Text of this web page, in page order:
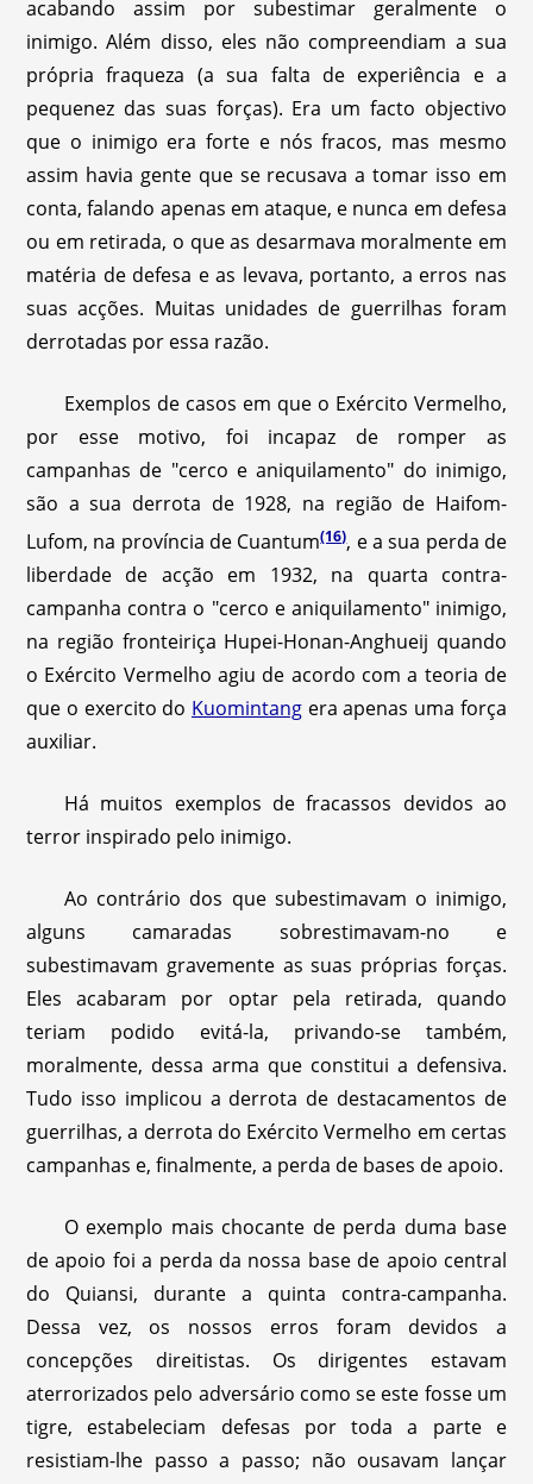
acabando assim por subestimar geralmente o
inimigo. Além disso, eles não compreendiam a sua
própria fraqueza (a sua falta de experiência e a
pequenez das suas forças). Era um facto objectivo
que o inimigo era forte e nós fracos, mas mesmo
assim havia gente que se recusava a tomar isso em
conta, falando apenas em ataque, e nunca em defesa
ou em retirada, o que as desarmava moralmente em
matéria de defesa e as levava, portanto, a erros nas
suas acções. Muitas unidades de guerrilhas foram
derrotadas por essa razão.
Exemplos de casos em que o Exército Vermelho,
por esse motivo, foi incapaz de romper as
campanhas de "cerco e aniquilamento" do inimigo,
são a sua derrota de 1928, na região de Haifom-
Lufom, na província de Cuantum(16), e a sua perda de
liberdade de acção em 1932, na quarta contra-
campanha contra o "cerco e aniquilamento" inimigo,
na região fronteiriça Hupei-Honan-Anghueij quando
o Exército Vermelho agiu de acordo com a teoria de
que o exercito do Kuomintang era apenas uma força
auxiliar.
Há muitos exemplos de fracassos devidos ao
terror inspirado pelo inimigo.
Ao contrário dos que subestimavam o inimigo,
alguns camaradas sobrestimavam-no e
subestimavam gravemente as suas próprias forças.
Eles acabaram por optar pela retirada, quando
teriam podido evitá-la, privando-se também,
moralmente, dessa arma que constitui a defensiva.
Tudo isso implicou a derrota de destacamentos de
guerrilhas, a derrota do Exército Vermelho em certas
campanhas e, finalmente, a perda de bases de apoio.
O exemplo mais chocante de perda duma base
de apoio foi a perda da nossa base de apoio central
do Quiansi, durante a quinta contra-campanha.
Dessa vez, os nossos erros foram devidos a
concepções direitistas. Os dirigentes estavam
aterrorizados pelo adversário como se este fosse um
tigre, estabeleciam defesas por toda a parte e
resistiam-lhe passo a passo; não ousavam lançar